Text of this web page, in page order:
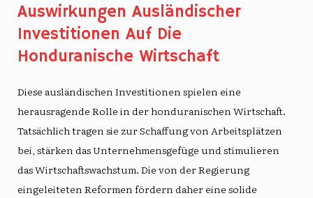
Auswirkungen Ausländischer
Investitionen Auf Die
Honduranische Wirtschaft
Diese ausländischen Investitionen spielen eine
herausragende Rolle in der honduranischen Wirtschaft.
Tatsächlich tragen sie zur Schaffung von Arbeitsplätzen
bei, stärken das Unternehmensgefüge und stimulieren
das Wirtschaftswachstum. Die von der Regierung
eingeleiteten Reformen fördern daher eine solide